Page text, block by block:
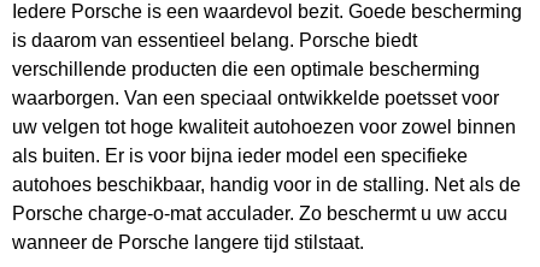
Iedere Porsche is een waardevol bezit. Goede bescherming
is daarom van essentieel belang. Porsche biedt
verschillende producten die een optimale bescherming
waarborgen. Van een speciaal ontwikkelde poetsset voor
uw velgen tot hoge kwaliteit autohoezen voor zowel binnen
als buiten. Er is voor bijna ieder model een specifieke
autohoes beschikbaar, handig voor in de stalling. Net als de
Porsche charge-o-mat acculader. Zo beschermt u uw accu
wanneer de Porsche langere tijd stilstaat.